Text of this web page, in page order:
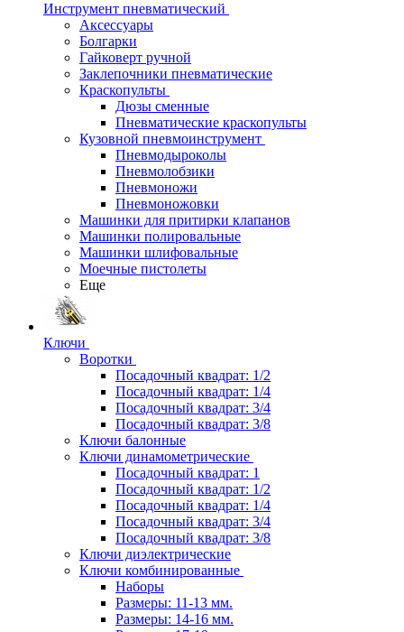
Инструмент пневматический
Аксессуары
Болгарки
Гайковерт ручной
Заклепочники пневматические
Краскопульты
Дюзы сменные
Пневматические краскопульты
Кузовной пневмоинструмент
Пневмодыроколы
Пневмолобзики
Пневмоножи
Пневмоножовки
Машинки для притирки клапанов
Машинки полировальные
Машинки шлифовальные
Моечные пистолеты
Еще
Ключи
Воротки
Посадочный квадрат: 1/2
Посадочный квадрат: 1/4
Посадочный квадрат: 3/4
Посадочный квадрат: 3/8
Ключи балонные
Ключи динамометрические
Посадочный квадрат: 1
Посадочный квадрат: 1/2
Посадочный квадрат: 1/4
Посадочный квадрат: 3/4
Посадочный квадрат: 3/8
Ключи диэлектрические
Ключи комбинированные
Наборы
Размеры: 11-13 мм.
Размеры: 14-16 мм.